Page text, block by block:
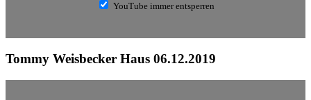
YouTube immer entsperren
Tommy Weisbecker Haus 06.12.2019